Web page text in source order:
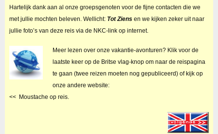
Hartelijk dank aan al onze groepsgenoten voor de fijne contacten die we
met jullie mochten beleven. Wellicht: Tot Ziensen we kijken zeker uit naar
jullie foto’s van deze reis via de NKC-link op internet.
Meer lezen over onze vakantie-avonturen? Klik voor de
laatste keer op de Britse vlag-knop om naar de reispagina
te gaan (twee reizen moeten nog gepubliceerd) of kijk op
onze andere website:
<< Moustache op reis.